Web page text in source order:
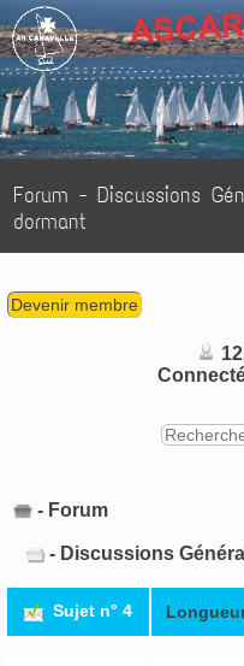
Forum - Discussions
dormant
Devenir membre
- Forum
- Discussions
Sujet n° 4